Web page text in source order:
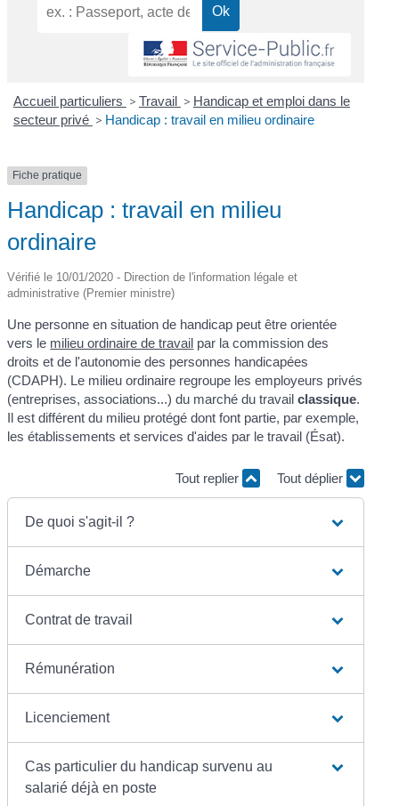
Accueil particuliers > Travail > Handicap et emploi dans le
secteur privé > Handicap : travail en milieu ordinaire
Fiche pratique
Handicap : travail en milieu
ordinaire
Vérifié le 10/01/2020 - Direction de l'information légale et
administrative (Premier ministre)
Une personne en situation de handicap peut être orientée
vers le milieu ordinaire de travail par la commission des
droits et de l'autonomie des personnes handicapées
(CDAPH). Le milieu ordinaire regroupe les employeurs privés
(entreprises, associations...) du marché du travailclassique.
Il est différent du milieu protégé dont font partie, par exemple,
les établissements et services d'aides par le travail (Ésat).
Tout replier Tout déplier
De quoi s'agit-il ?
Démarche
Contrat de travail
Rémunération
Licenciement
Cas particulier du handicap survenu au
salarié déjà en poste